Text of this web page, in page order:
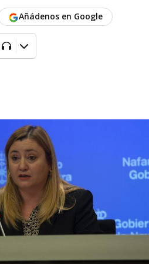
Añádenos en Google